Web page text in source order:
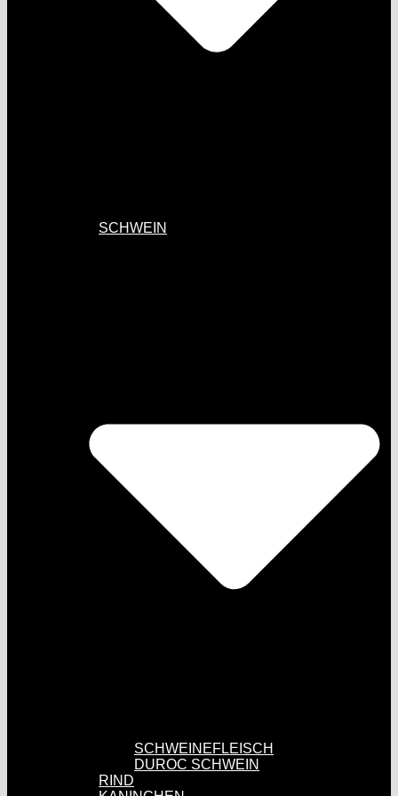
SCHWEIN
SCHWEINEFLEISCH
DUROC SCHWEIN
RIND